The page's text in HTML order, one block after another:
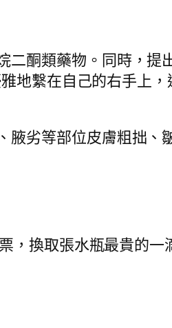
二酮類藥物。同時，提
地繫在自己的右手上，
腋劣等部位皮膚粗拙、
，換取張水瓶最貴的一